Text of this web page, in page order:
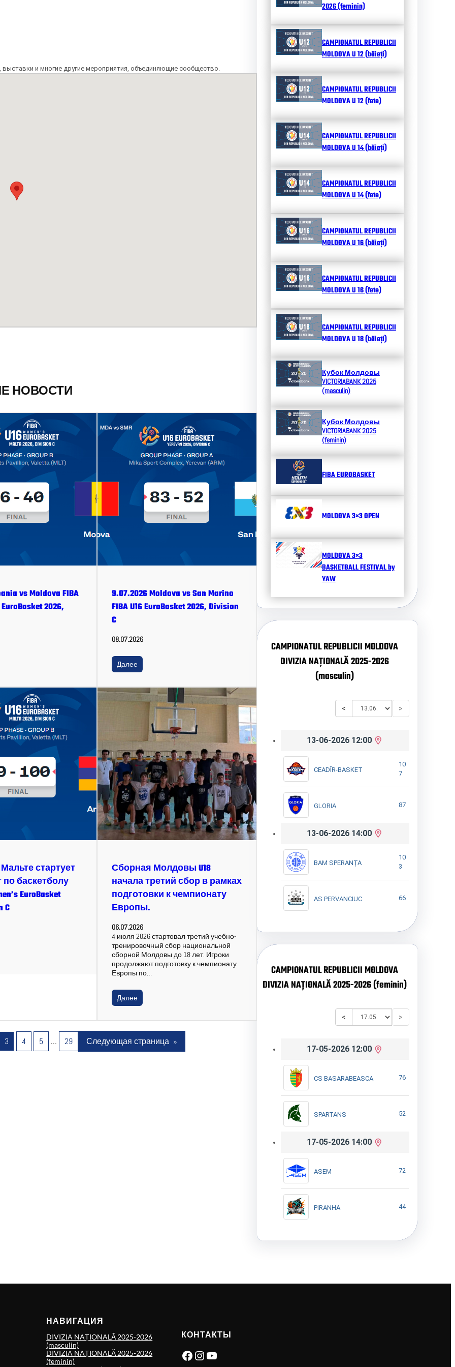
и многие другие мероприятия, объединяющие сообщество.
НОВОСТИ
vs Moldova FIBA
EuroBasket 2026,
9.07.2026 Moldova vs San Marino
FIBA U16 EuroBasket 2026, Division
C
08.07.2026
Далее
Мальте стартует
баскетболу
EuroBasket
C
Сборная Молдовы U18
начала третий сбор в рамках
подготовки к чемпионату
Европы.
06.07.2026
4 июля 2026 стартовал третий учебно-
тренировочный сбор национальной
сборной Молдовы до 18 лет. Игроки
продолжают подготовку к чемпионату
Европы по…
Далее
3 4 5 … 29 Следующая страница »
2026 (feminin)
CAMPIONATUL REPUBLICII
MOLDOVA U 12 (băieți)
CAMPIONATUL REPUBLICII
MOLDOVA U 12 (fete)
CAMPIONATUL REPUBLICII
MOLDOVA U 14 (băieți)
CAMPIONATUL REPUBLICII
MOLDOVA U 14 (fete)
CAMPIONATUL REPUBLICII
MOLDOVA U 16 (băieți)
CAMPIONATUL REPUBLICII
MOLDOVA U 16 (fete)
CAMPIONATUL REPUBLICII
MOLDOVA U 18 (băieți)
Кубок Молдовы
VICTORIABANK 2025
(masculin)
Кубок Молдовы
VICTORIABANK 2025
(feminin)
FIBA EUROBASKET
MOLDOVA 3×3 OPEN
MOLDOVA 3×3
BASKETBALL FESTIVAL by
YAW
CAMPIONATUL REPUBLICII MOLDOVA
DIVIZIA NAȚIONALĂ 2025-2026
(masculin)
< >
13-06-2026 12:00
CEADÎR-BASKET
10
7
GLORIA 87
13-06-2026 14:00
BAM SPERANȚA
10
3
AS PERVANCIUC 66
CAMPIONATUL REPUBLICII MOLDOVA
DIVIZIA NAȚIONALĂ 2025-2026 (feminin)
< >
17-05-2026 12:00
CS BASARABEASCA 76
SPARTANS 52
17-05-2026 14:00
ASEM 72
PIRANHA 44
НАВИГАЦИЯ
DIVIZIA NAȚIONALĂ 2025-2026
(masculin)
DIVIZIA NAȚIONALĂ 2025-2026
(feminin)
КОНТАКТЫ
Facebook Instagram YouTube